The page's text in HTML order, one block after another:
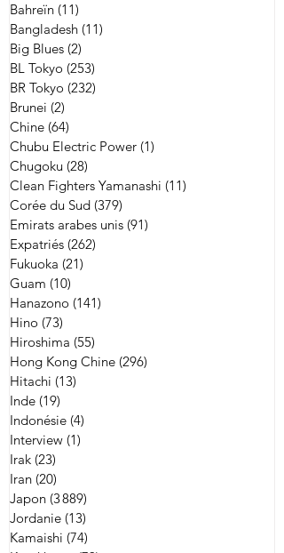
Bahreïn (11)
Bangladesh (11)
Big Blues (2)
BL Tokyo (253)
BR Tokyo (232)
Brunei (2)
Chine (64)
Chubu Electric Power (1)
Chugoku (28)
Clean Fighters Yamanashi (11)
Corée du Sud (379)
Emirats arabes unis (91)
Expatriés (262)
Fukuoka (21)
Guam (10)
Hanazono (141)
Hino (73)
Hiroshima (55)
Hong Kong Chine (296)
Hitachi (13)
Inde (19)
Indonésie (4)
Interview (1)
Irak (23)
Iran (20)
Japon (3 889)
Jordanie (13)
Kamaishi (74)